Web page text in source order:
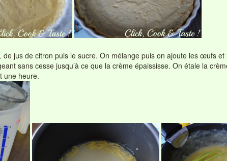
jus de citron puis le sucre. On mélange puis on ajoute les œufs
sans cesse jusqu’à ce que la crème épaississe. On étale la
une heure.